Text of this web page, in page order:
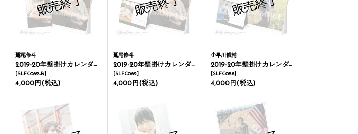
鷲尾修斗
2019-20年壁掛けカレンダー＆メイキングDVD
[SLFC062-B]
4,000円 (税込)
鷲尾修斗
2019-20年壁掛けカレンダー＆卓上カレンダー
[SLFC062]
4,000円 (税込)
小早川俊輔
2019-20年壁掛けカレンダー＆卓上カレンダー
[SLFC058]
4,000円 (税込)